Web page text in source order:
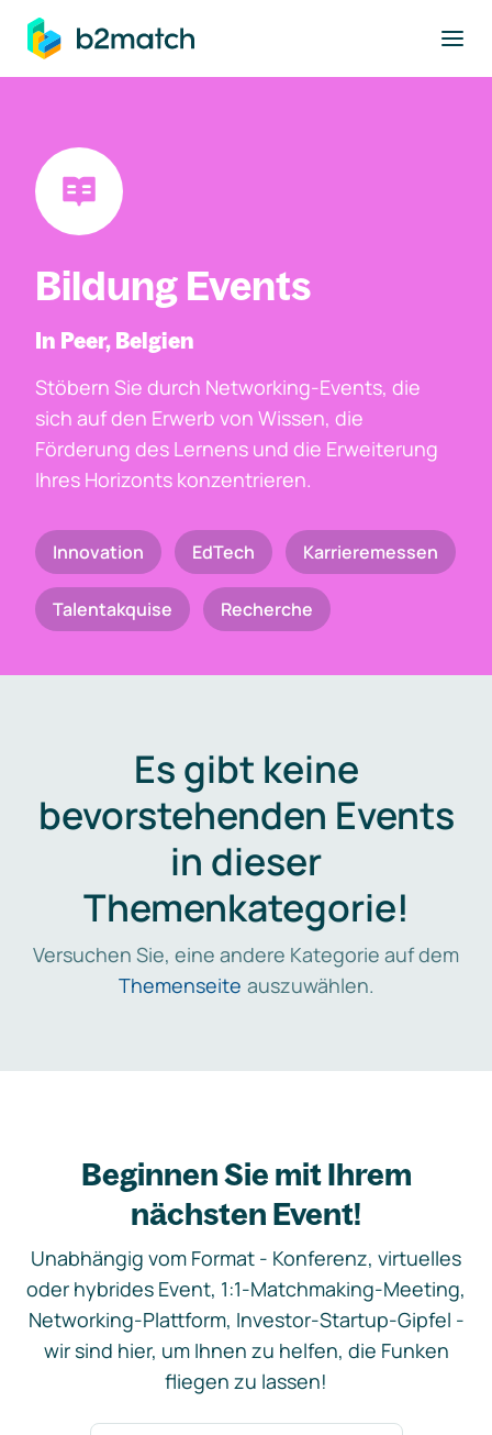
springen
Bildung Events
In Peer, Belgien
Stöbern Sie durch Networking-Events, die
sich auf den Erwerb von Wissen, die
Förderung des Lernens und die Erweiterung
Ihres Horizonts konzentrieren.
Innovation EdTech Karrieremessen
Talentakquise Recherche
Es gibt keine
bevorstehenden Events
in dieser
Themenkategorie!
Versuchen Sie, eine andere Kategorie auf dem
Themenseite auszuwählen.
Beginnen Sie mit Ihrem
nächsten Event!
Unabhängig vom Format - Konferenz, virtuelles
oder hybrides Event, 1:1-Matchmaking-Meeting,
Networking-Plattform, Investor-Startup-Gipfel -
wir sind hier, um Ihnen zu helfen, die Funken
fliegen zu lassen!